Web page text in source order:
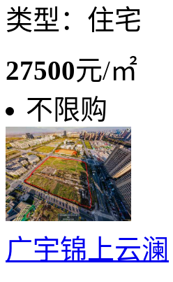
类型：住宅
27500元/㎡
不限购
广宇锦上云澜